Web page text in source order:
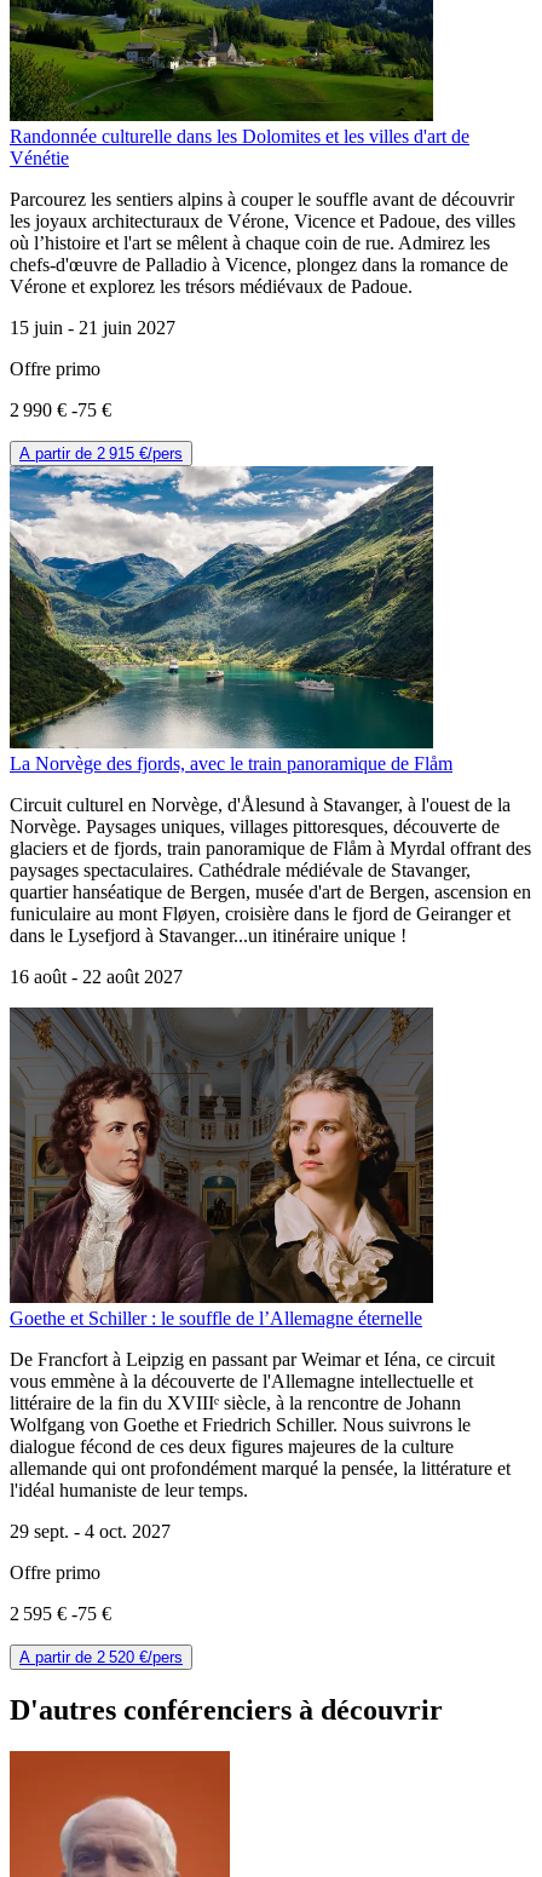
Randonnée culturelle dans les Dolomites et les villes d'art de
Vénétie
Parcourez les sentiers alpins à couper le souffle avant de découvrir
les joyaux architecturaux de Vérone, Vicence et Padoue, des villes
où l’histoire et l'art se mêlent à chaque coin de rue. Admirez les
chefs-d'œuvre de Palladio à Vicence, plongez dans la romance de
Vérone et explorez les trésors médiévaux de Padoue.
15 juin - 21 juin 2027
Offre primo
2 990 € -75 €
A partir de 2 915 €/pers
La Norvège des fjords, avec le train panoramique de Flåm
Circuit culturel en Norvège, d'Ålesund à Stavanger, à l'ouest de la
Norvège. Paysages uniques, villages pittoresques, découverte de
glaciers et de fjords, train panoramique de Flåm à Myrdal offrant des
paysages spectaculaires. Cathédrale médiévale de Stavanger,
quartier hanséatique de Bergen, musée d'art de Bergen, ascension en
funiculaire au mont Fløyen, croisière dans le fjord de Geiranger et
dans le Lysefjord à Stavanger...un itinéraire unique !
16 août - 22 août 2027
Goethe et Schiller : le souffle de l’Allemagne éternelle
De Francfort à Leipzig en passant par Weimar et Iéna, ce circuit
vous emmène à la découverte de l'Allemagne intellectuelle et
littéraire de la fin du XVIIIᵉ siècle, à la rencontre de Johann
Wolfgang von Goethe et Friedrich Schiller. Nous suivrons le
dialogue fécond de ces deux figures majeures de la culture
allemande qui ont profondément marqué la pensée, la littérature et
l'idéal humaniste de leur temps.
29 sept. - 4 oct. 2027
Offre primo
2 595 € -75 €
A partir de 2 520 €/pers
D'autres conférenciers à découvrir